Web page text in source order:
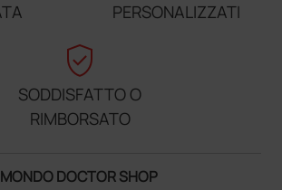
PERSONALIZZATI
verified_user
SODDISFATTO O
RIMBORSATO
MONDO DOCTOR SHOP